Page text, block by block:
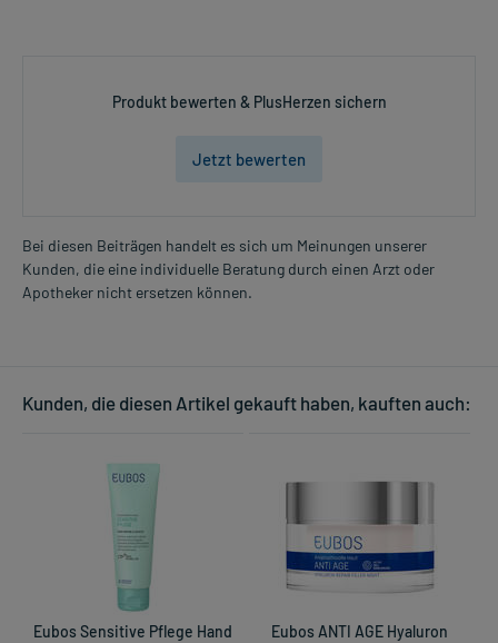
Produkt bewerten & PlusHerzen sichern
Jetzt bewerten
Bei diesen Beiträgen handelt es sich um Meinungen unserer
Kunden, die eine individuelle Beratung durch einen Arzt oder
Apotheker nicht ersetzen können.
Kunden, die diesen Artikel gekauft haben, kauften auch:
Eubos Sensitive Pflege Hand
Eubos ANTI AGE Hyaluron